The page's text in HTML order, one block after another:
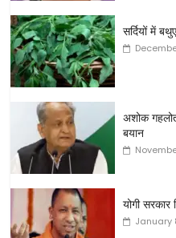
सर्दियों में
अशोक
बयान
योगी सरकार
January